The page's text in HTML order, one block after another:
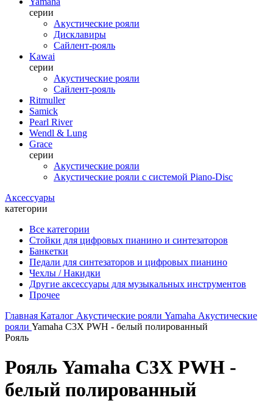
серии
Акустические рояли
Дисклавиры
Сайлент-рояль
Kawai
серии
Акустические рояли
Сайлент-рояль
Ritmuller
Samick
Pearl River
Wendl & Lung
Grace
серии
Акустические рояли
Акустические рояли с системой Piano-Disc
Аксессуары
категории
Все категории
Стойки для цифровых пианино и синтезаторов
Банкетки
Педали для синтезаторов и цифровых пианино
Чехлы / Накидки
Другие аксессуары для музыкальных инструментов
Прочее
Главная Каталог Акустические рояли Yamaha Акустические
рояли Yamaha C3X PWH - белый полированный
Рояль
Рояль Yamaha C3X PWH -
белый полированный